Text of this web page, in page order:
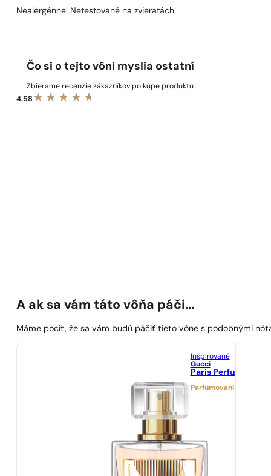
Nealergénne. Netestované na zvieratách.
Čo si o tejto vôni myslia ostatní
Zbierame recenzie zákazníkov po kúpe produktu
4.58
A ak sa vám táto vôňa páči...
Máme pocit, že sa vám budú páčiť tieto vône s podobnými
Inšpirované
Gucci
Paris Perfumes N°
Parfumovanie 21%